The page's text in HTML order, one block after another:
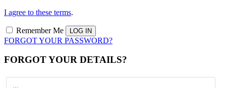
I agree to these terms.
Remember Me
FORGOT YOUR PASSWORD?
FORGOT YOUR DETAILS?